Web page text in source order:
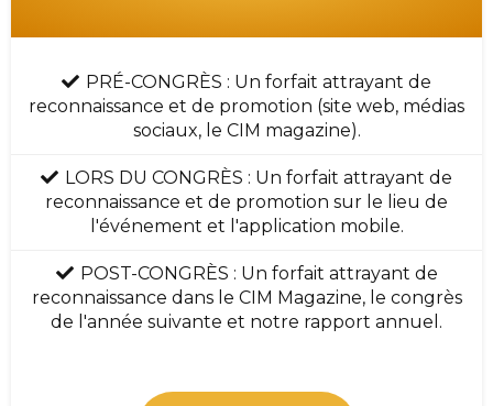
PRÉ-CONGRÈS : Un forfait attrayant de
reconnaissance et de promotion (site web, médias
sociaux, le CIM magazine).
LORS DU CONGRÈS : Un forfait attrayant de
reconnaissance et de promotion sur le lieu de
l'événement et l'application mobile.
POST-CONGRÈS : Un forfait attrayant de
reconnaissance dans le CIM Magazine, le congrès
de l'année suivante et notre rapport annuel.